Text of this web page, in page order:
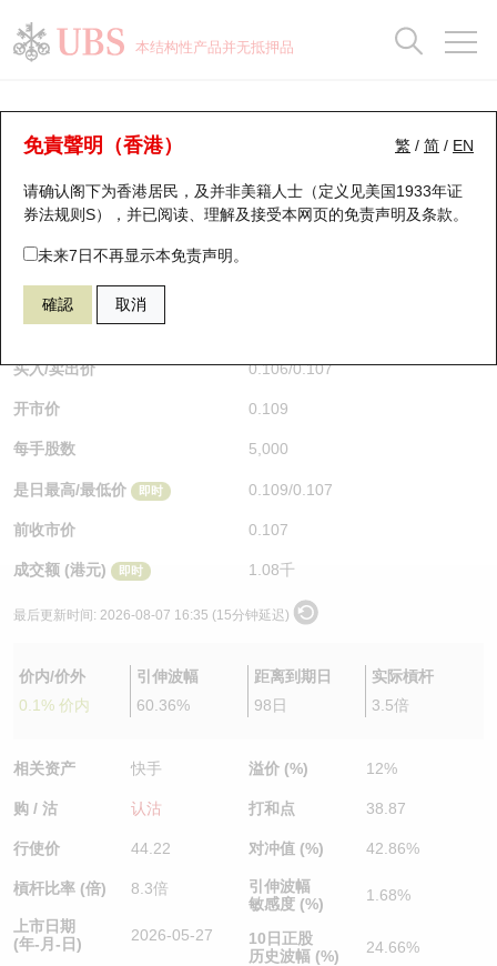
本结构性产品并无抵押品
繁 / 简 / EN
免責聲明（香港）
请确认阁下为香港居民，及并非美籍人士（定义见美国1933年证
券法规则S），并已阅读、理解及接受本网页的免责声明及条款。
未来7日不再显示本免责声明。
確認 取消
认股证分析仪
表现 街货统计 比较
29711 瑞银认沽 1024 快手
$0.107 即时
买入/卖出价 0.106/0.107
开市价 0.109
每手股数 5,000
是日最高/最低价 即时 0.109/0.107
前收市价 0.107
成交额 (港元) 即时 1.08千
最后更新时间: 2026-08-07 16:35 (15分钟延迟)
价内/价外
0.1% 价内
引伸波幅
60.36%
距离到期日
98日
实际槓杆
3.5倍
相关资产 快手
购 / 沽 认沽
行使价 44.22
槓杆比率 (倍) 8.3倍
上市日期
(年-月-日)
2026-05-27
溢价 (%) 12%
打和点 38.87
对冲值 (%) 42.86%
引伸波幅
敏感度 (%)
1.68%
10日正股
历史波幅 (%)
24.66%
瑞银认股证一览
新发行瑞银认股证
即将到期认股证
认股证到期结算价查找
认股证分析仪
认股证速算机
认股证/牛熊证日志
认股证文件及公告
街货统计
比较
牛熊全景快搜
牛熊证搜寻
牛熊证街货分布图
正股牛熊证列表
新发行瑞银牛熊证
已收回牛熊证剩余价值
牛熊证到期结算价查找
牛熊证分析仪
牛熊证文件及公告
街货统计
比较
十大升幅/跌幅
十大认股证成交分布
十天股证占大市成交
资金流
街货统计
三十大平均引伸波幅
正股分析仪
二十大活跃股份
恒指成份股
国指成份股
科指成份股
相关资产沽空
中资ETFs溢价比较
AH 股价对照
持股比重
显示所有持股比重
每月轮证大市专题
轮证专栏
讲座及教育短片
认股证投资者教育
牛熊证投资者教育
认股证牛熊证常问问题